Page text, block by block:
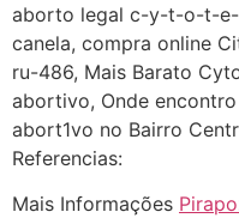
aborto legal c-y-t-o-t-e-
canela, compra online
ru-486, Mais Barato
abortivo, Onde
abort1vo no Bairro
Referencias:
Mais Informações
http://
Eu
22/05/